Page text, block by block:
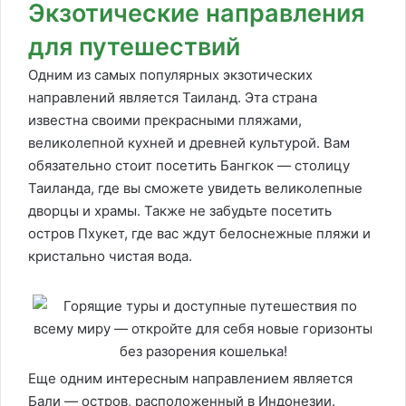
Экзотические направления
для путешествий
Одним из самых популярных экзотических
направлений является Таиланд. Эта страна
известна своими прекрасными пляжами,
великолепной кухней и древней культурой. Вам
обязательно стоит посетить Бангкок — столицу
Таиланда, где вы сможете увидеть великолепные
дворцы и храмы. Также не забудьте посетить
остров Пхукет, где вас ждут белоснежные пляжи и
кристально чистая вода.
Еще одним интересным направлением является
Бали — остров, расположенный в Индонезии.